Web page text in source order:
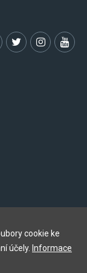
cookie ke
účely. Informace